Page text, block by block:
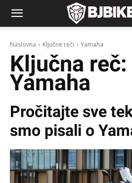
Naslovna Ključne reči Yamaha
Ključna reč:
Yamaha
Pročitajte sve
smo pisali o